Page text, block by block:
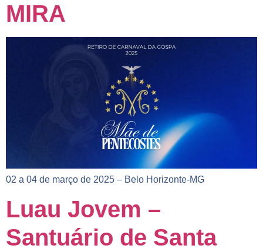
MIRA
02 a 04 de março de 2025 – Belo Horizonte-MG
Luau Jovem –
Santuário de Santa